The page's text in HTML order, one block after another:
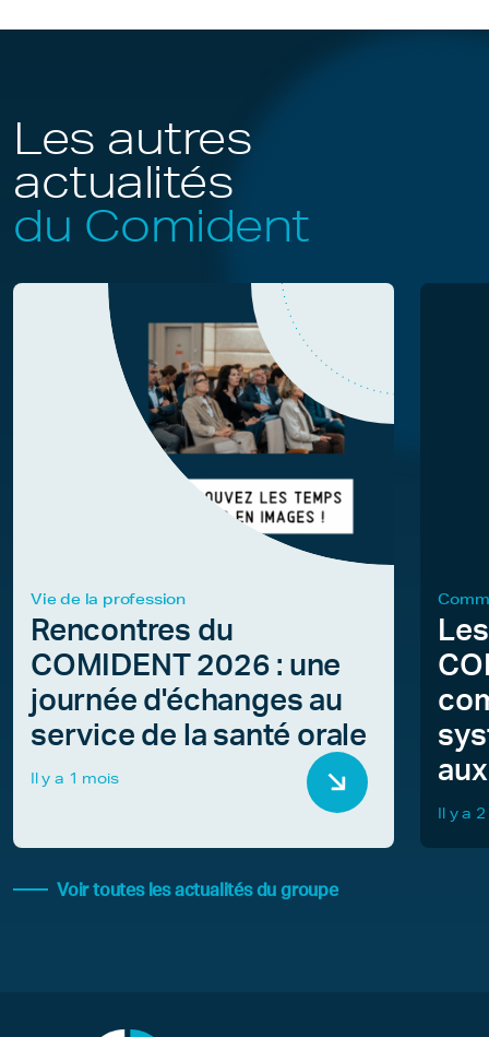
Les autres
actualités
du Comident
Vie de la profession
Rencontres du
COMIDENT 2026 : une
journée d'échanges au
service de la santé orale
Il y a 1 mois
Il y a
Voir toutes les actualités du groupe